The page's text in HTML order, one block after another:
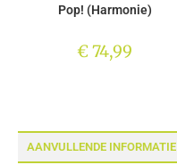
AANVULLENDE INFORMATIE
Pop! (Harmonie)
€74,99